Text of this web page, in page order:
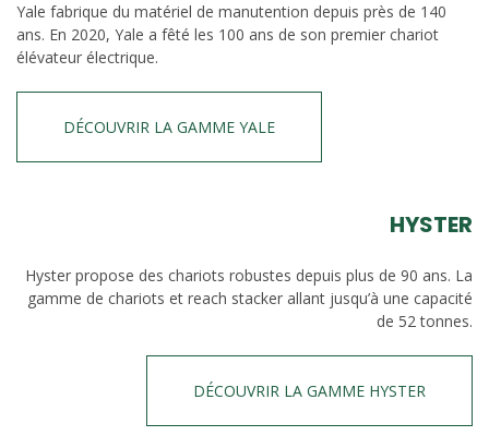
Yale fabrique du matériel de manutention depuis près de 140
ans. En 2020, Yale a fêté les 100 ans de son premier chariot
élévateur électrique.
DÉCOUVRIR LA GAMME YALE
HYSTER
Hyster propose des chariots robustes depuis plus de 90 ans. La
gamme de chariots et reach stacker allant jusqu’à une capacité
de 52 tonnes.
DÉCOUVRIR LA GAMME HYSTER